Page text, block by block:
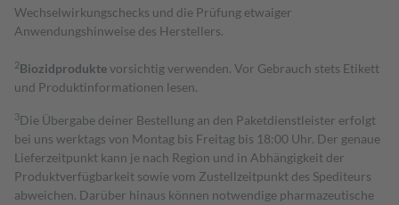
Wechselwirkungschecks und die Prüfung etwaiger
Anwendungshinweise des Herstellers.
2Biozidproduktevorsichtig verwenden. Vor Gebrauch stets Etikett
und Produktinformationen lesen.
3Die Übergabe deiner Bestellung an den Paketdienstleister erfolgt
bei uns werktags von Montag bis Freitag bis 18:00 Uhr. Der genaue
Lieferzeitpunkt kann je nach Region und in Abhängigkeit der
Produktverfügbarkeit sowie vom Zustellzeitpunkt des Spediteurs
abweichen. Darüber hinaus können notwendige pharmazeutische